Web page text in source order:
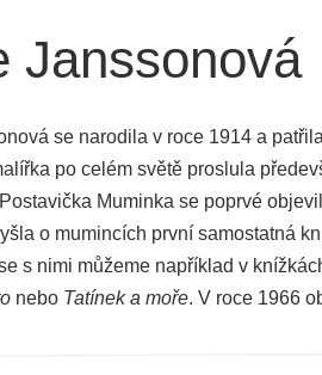
Janssonová
se narodila v roce 1914 a
po celém světě proslula
Muminka se poprvé
o mumincích první samostatná
s nimi můžeme například v
nebo Tatínek a moře. V roce 1966